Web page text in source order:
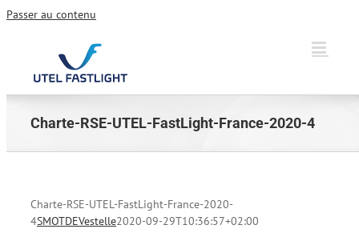
Passer au contenu
Charte-RSE-UTEL-FastLight-France-2020-4
Charte-RSE-UTEL-FastLight-France-2020-
4SMOTDEVestelle2020-09-29T10:36:57+02:00